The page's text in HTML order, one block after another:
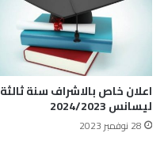
اعلان خاص بالاشراف سنة ثالثة
ليسانس 2024/2023
28 نوفمبر 2023